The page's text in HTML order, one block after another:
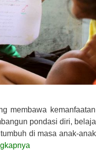
membawa
pondasi diri,
di masa anak-